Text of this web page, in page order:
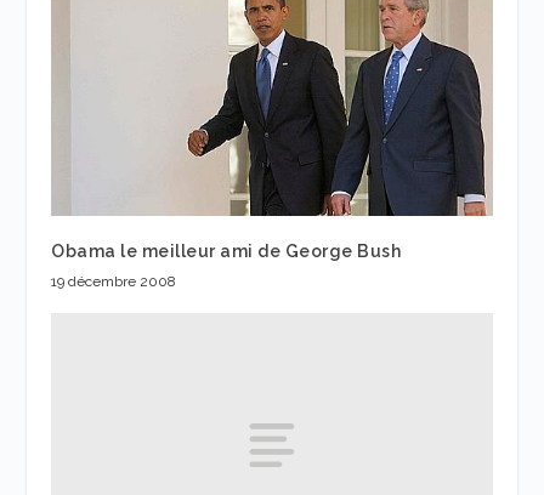
Obama le meilleur ami de George Bush
19 décembre 2008